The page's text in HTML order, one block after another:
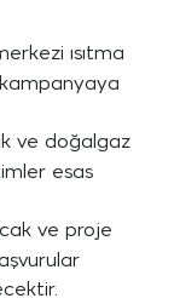
ısıtma
ve doğalgaz
esas
ve proje